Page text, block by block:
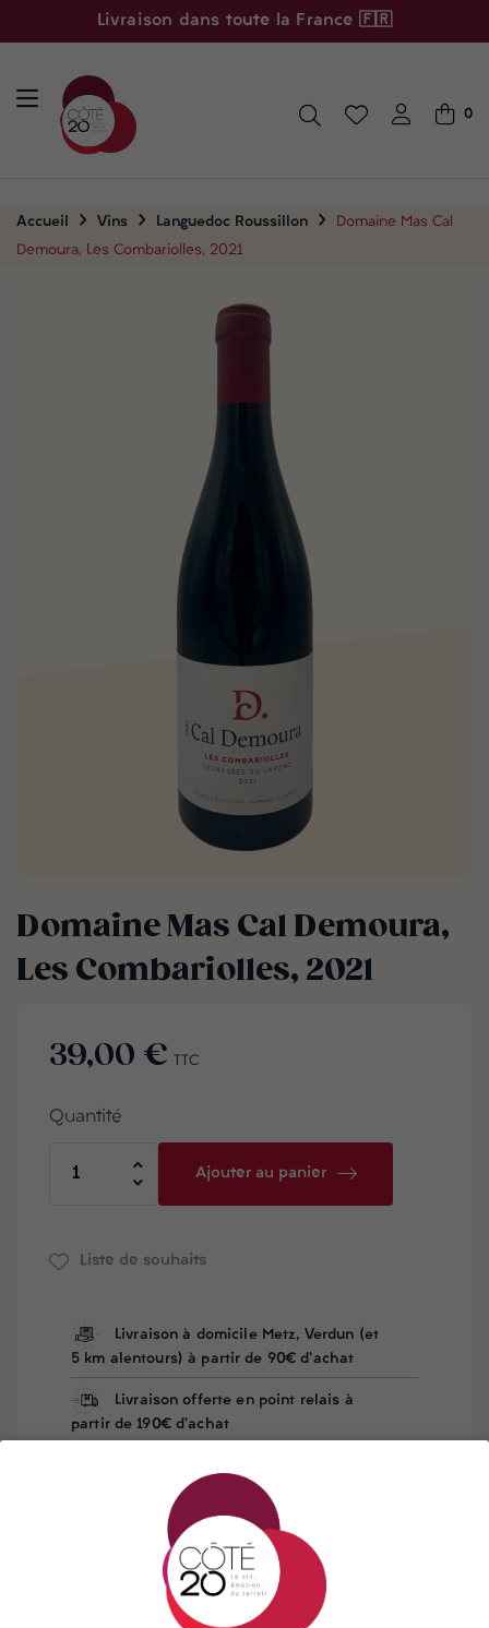
Livraison dans toute la France 🇫🇷
0
Accueil Vins Languedoc Roussillon
Domaine Mas Cal
Demoura, Les Combariolles, 2021
Domaine Mas Cal Demoura,
Les Combariolles, 2021
39,00 € TTC
Quantité
Ajouter au panier
Liste de souhaits
Livraison à domicile Metz, Verdun (et
5 km alentours) à partir de 90€ d'achat
Livraison offerte en point relais à
partir de 190€ d'achat
répond sur WhatsApp